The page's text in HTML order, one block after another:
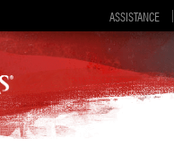
ASSISTANCE
of Eternity
Guild Wars 2